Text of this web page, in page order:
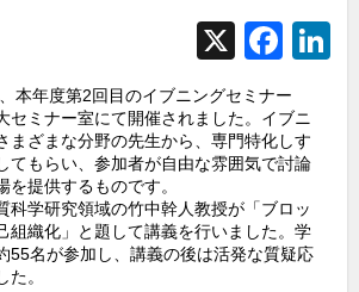
X
F
c
e
o
o
本年度第2回目のイブニングセミナー
セミナー室にて開催されました。イブニ
まざまな分野の先生から、専門特化しす
てもらい、参加者が自由な雰囲気で討論
を提供するものです。
学研究領域の竹中幹人教授が「ブロッ
組織化」と題して講義を行いました。学
55名が参加し、講義の後は活発な質疑応
。